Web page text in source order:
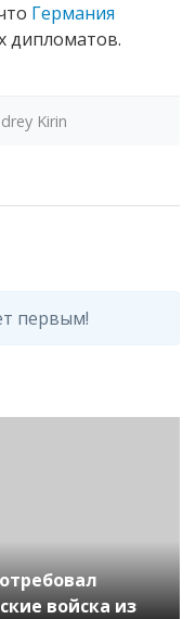
Германия
дипломатов.
Kirin
первым!
войска из